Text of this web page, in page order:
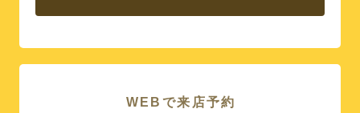
WEBで来店予約